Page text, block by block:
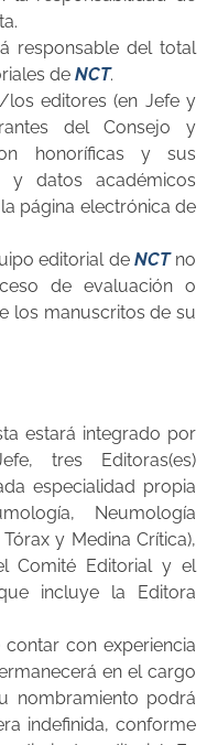
responsable del total
de NCT.
los editores (en Jefe y
del Consejo y
honoríficas y sus
y datos académicos
página electrónica de
editorial deNCTno
de evaluación o
los manuscritos de su
estará integrado por
tres Editoras(es)
especialidad propia
Neumología
y Medina Crítica),
Comité Editorial y el
incluye la Editora
con experiencia
en el cargo
nombramiento podrá
indefinida, conforme